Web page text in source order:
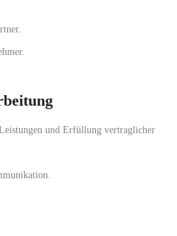
und Erfüllung vertraglicher